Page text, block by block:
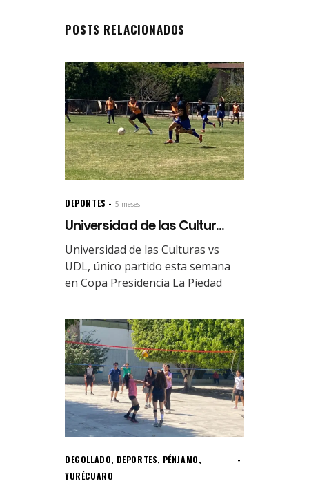
POSTS RELACIONADOS
DEPORTES 5 meses.
Universidad de las Cultur...
Universidad de las Culturas vs
UDL, único partido esta semana
en Copa Presidencia La Piedad
DEGOLLADO, DEPORTES, PÉNJAMO,
YURÉCUARO